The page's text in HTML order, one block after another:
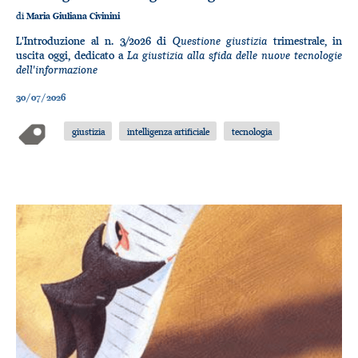
diMaria Giuliana Civinini
L'Introduzione al n. 3/2026 di Questione giustizia trimestrale, in
uscita oggi, dedicato a La giustizia alla sfida delle nuove tecnologie
dell'informazione
30/07/2026
giustizia intelligenza artificiale tecnologia